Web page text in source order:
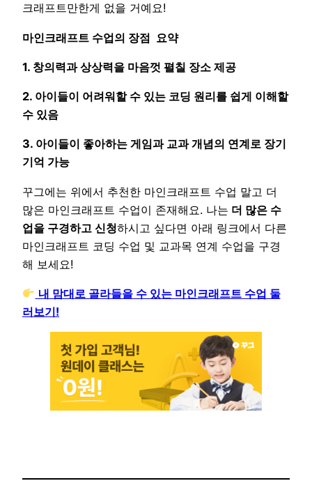
크래프트만한게 없을 거예요!
마인크래프트 수업의 장점 요약
1. 창의력과 상상력을 마음껏 펼칠 장소 제공
2. 아이들이 어려워할 수 있는 코딩 원리를 쉽게 이해할
수 있음
3. 아이들이 좋아하는 게임과 교과 개념의 연계로 장기
기억 가능
꾸그에는 위에서 추천한 마인크래프트 수업 말고 더
많은 마인크래프트 수업이 존재해요. 나는 더 많은 수
업을 구경하고 신청하시고 싶다면 아래 링크에서 다른
마인크래프트 코딩 수업 및 교과목 연계 수업을 구경
해 보세요!
내 맘대로 골라들을 수 있는 마인크래프트 수업 둘
러보기!